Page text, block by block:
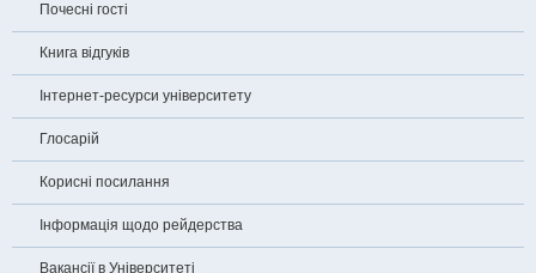
Почесні гості
Книга відгуків
Інтернет-ресурси університету
Глосарій
Корисні посилання
Інформація щодо рейдерства
Вакансії в Університеті